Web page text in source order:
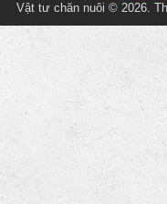
Vật tư chăn nuôi © 2026.